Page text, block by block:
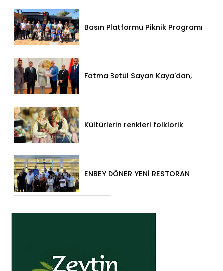
Basın Platformu Piknik Programı
Fatma Betül Sayan Kaya'dan,
Kültürlerin renkleri folklorik
ENBEY DÖNER YENİ RESTORAN